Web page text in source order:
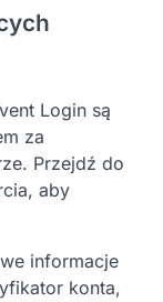
Login są
za
Przejdź do
aby
informacje
konta,